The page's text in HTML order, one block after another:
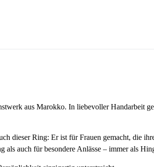
aus Marokko. In liebevoller Handarbeit
dieser Ring: Er ist für Frauen gemacht, die
auch für besondere Anlässe – immer als